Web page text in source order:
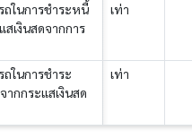
ถในการชำระหนี้
เงินสดจากการ
เท่า
ในการชำระ
กกระแสเงินสด
เท่า